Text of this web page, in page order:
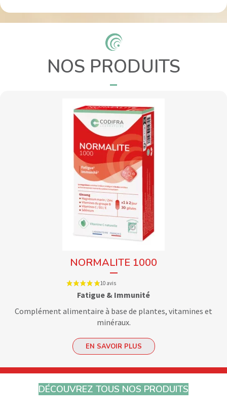
NOS PRODUITS
NORMALITE 1000
Fatigue & Immunité
Complément alimentaire à base de plantes, vitamines et
minéraux.
EN SAVOIR PLUS
DÉCOUVREZ TOUS NOS PRODUITS